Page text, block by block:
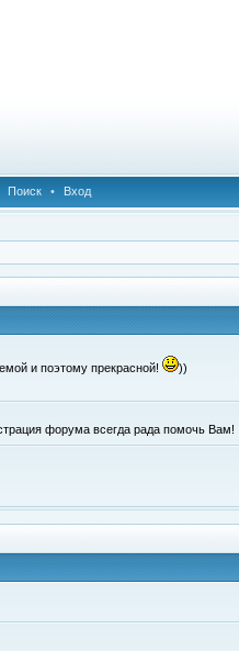
Поиск • Вход
и поэтому прекрасной!
))
форума всегда рада помочь Вам!